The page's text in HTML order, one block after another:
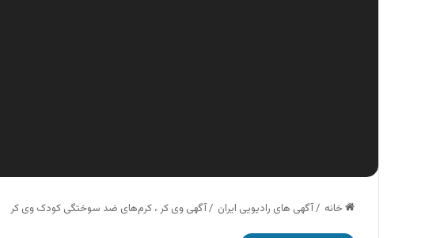
خانه /آگهی های رادیویی ایران /آگهی وی کر ، کرم‌های ضد سوختگی کودک وی کر